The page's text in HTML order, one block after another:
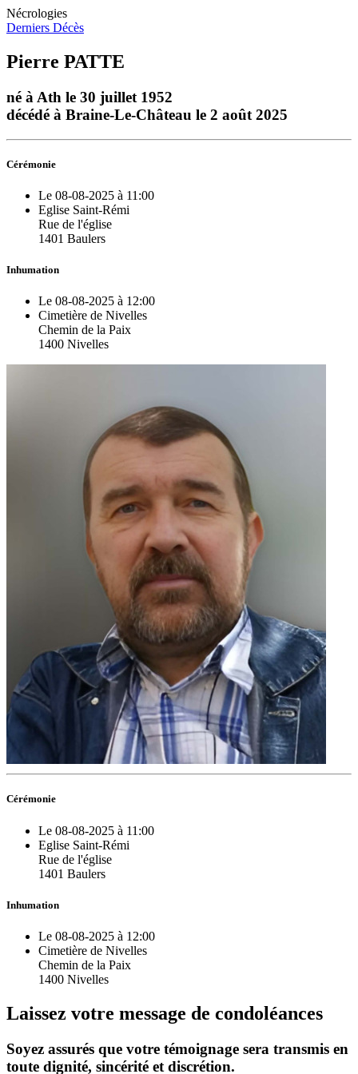
Nécrologies
Derniers Décès
Pierre PATTE
né à Ath le 30 juillet 1952
décédé à Braine-Le-Château le 2 août 2025
Cérémonie
Le 08-08-2025 à 11:00
Eglise Saint-Rémi
Rue de l'église
1401 Baulers
Inhumation
Le 08-08-2025 à 12:00
Cimetière de Nivelles
Chemin de la Paix
1400 Nivelles
Cérémonie
Le 08-08-2025 à 11:00
Eglise Saint-Rémi
Rue de l'église
1401 Baulers
Inhumation
Le 08-08-2025 à 12:00
Cimetière de Nivelles
Chemin de la Paix
1400 Nivelles
Laissez votre message de condoléances
Soyez assurés que votre témoignage sera transmis en
toute dignité, sincérité et discrétion.